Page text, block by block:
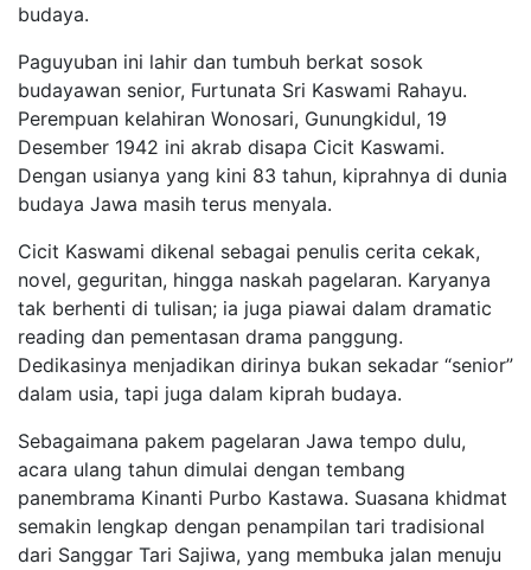
budaya.
Paguyuban ini lahir dan tumbuh berkat sosok
budayawan senior, Furtunata Sri Kaswami Rahayu.
Perempuan kelahiran Wonosari, Gunungkidul, 19
Desember 1942 ini akrab disapa Cicit Kaswami.
Dengan usianya yang kini 83 tahun, kiprahnya di dunia
budaya Jawa masih terus menyala.
Cicit Kaswami dikenal sebagai penulis cerita cekak,
novel, geguritan, hingga naskah pagelaran. Karyanya
tak berhenti di tulisan; ia juga piawai dalam dramatic
reading dan pementasan drama panggung.
Dedikasinya menjadikan dirinya bukan sekadar “senior”
dalam usia, tapi juga dalam kiprah budaya.
Sebagaimana pakem pagelaran Jawa tempo dulu,
acara ulang tahun dimulai dengan tembang
panembrama Kinanti Purbo Kastawa. Suasana khidmat
semakin lengkap dengan penampilan tari tradisional
dari Sanggar Tari Sajiwa, yang membuka jalan menuju